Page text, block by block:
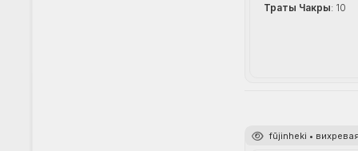
Траты Чакры: 10
fūjinheki •